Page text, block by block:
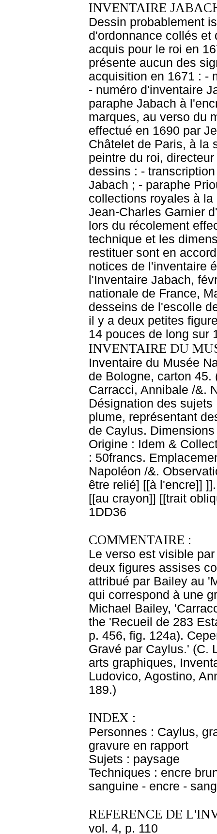
INVENTAIRE
Dessin probablement
d'ordonnance collés et
acquis pour le roi en
présente aucun des
acquisition en 1671 : -
- numéro d'inventaire
paraphe Jabach à
marques, au verso du
effectué en 1690 par
Châtelet de Paris, à la
peintre du roi,
dessins : -
Jabach ; - paraphe
collections royales à
Jean-Charles Garnier
lors du récolement
technique et les
restituer sont en
notices de l'inventaire
l'Inventaire Jabach,
nationale de France,
desseins de l'escolle
il y a deux petites
14 pouces de long sur
INVENTAIRE DU
Inventaire du Musée
de Bologne, carton 45.
Carracci, Annibale /&.
Désignation des
plume, représentant
de Caylus.
Origine : Idem &
: 50francs.
Napoléon /&.
être relié] [[à l'encre]]
[[au crayon]] [[trait
1DD36
COMMENTAIRE :
Le verso est visible
deux figures assises
attribué par Bailey au
qui correspond à une
Michael Bailey,
the 'Recueil de 283
p. 456, fig. 124a).
Gravé par Caylus.' (C.
arts graphiques,
Ludovico, Agostino,
189.)
INDEX :
Personnes : Caylus,
gravure en rapport
Sujets : paysage
Techniques : encre
sanguine - encre -
REFERENCE DE
vol. 4, p. 110